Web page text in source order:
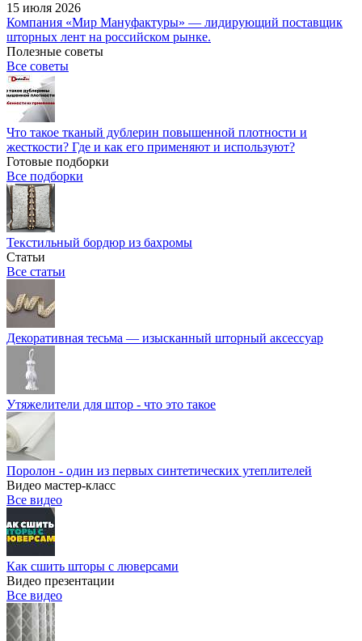
15 июля 2026
Компания «Мир Мануфактуры» — лидирующий поставщик
шторных лент на российском рынке.
Полезные советы
Все советы
Что такое тканый дублерин повышенной плотности и
жесткости? Где и как его применяют и используют?
Готовые подборки
Все подборки
Текстильный бордюр из бахромы
Статьи
Все статьи
Декоративная тесьма — изысканный шторный аксессуар
Утяжелители для штор - что это такое
Поролон - один из первых синтетических утеплителей
Видео мастер-класс
Все видео
Как сшить шторы с люверсами
Видео презентации
Все видео